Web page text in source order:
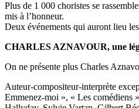
Plus de 1 000 choristes se
mis à l’honneur.
Deux événements qui auront lieu les
CHARLES AZNAVOUR, une
On ne présente plus Charles
Auteur-compositeur-interprète
Emmenez-moi », « Les comédiens